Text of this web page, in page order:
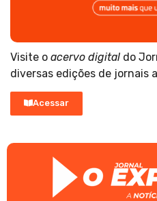
Visite o acervo digital do
diversas edições de jornais
Acessar